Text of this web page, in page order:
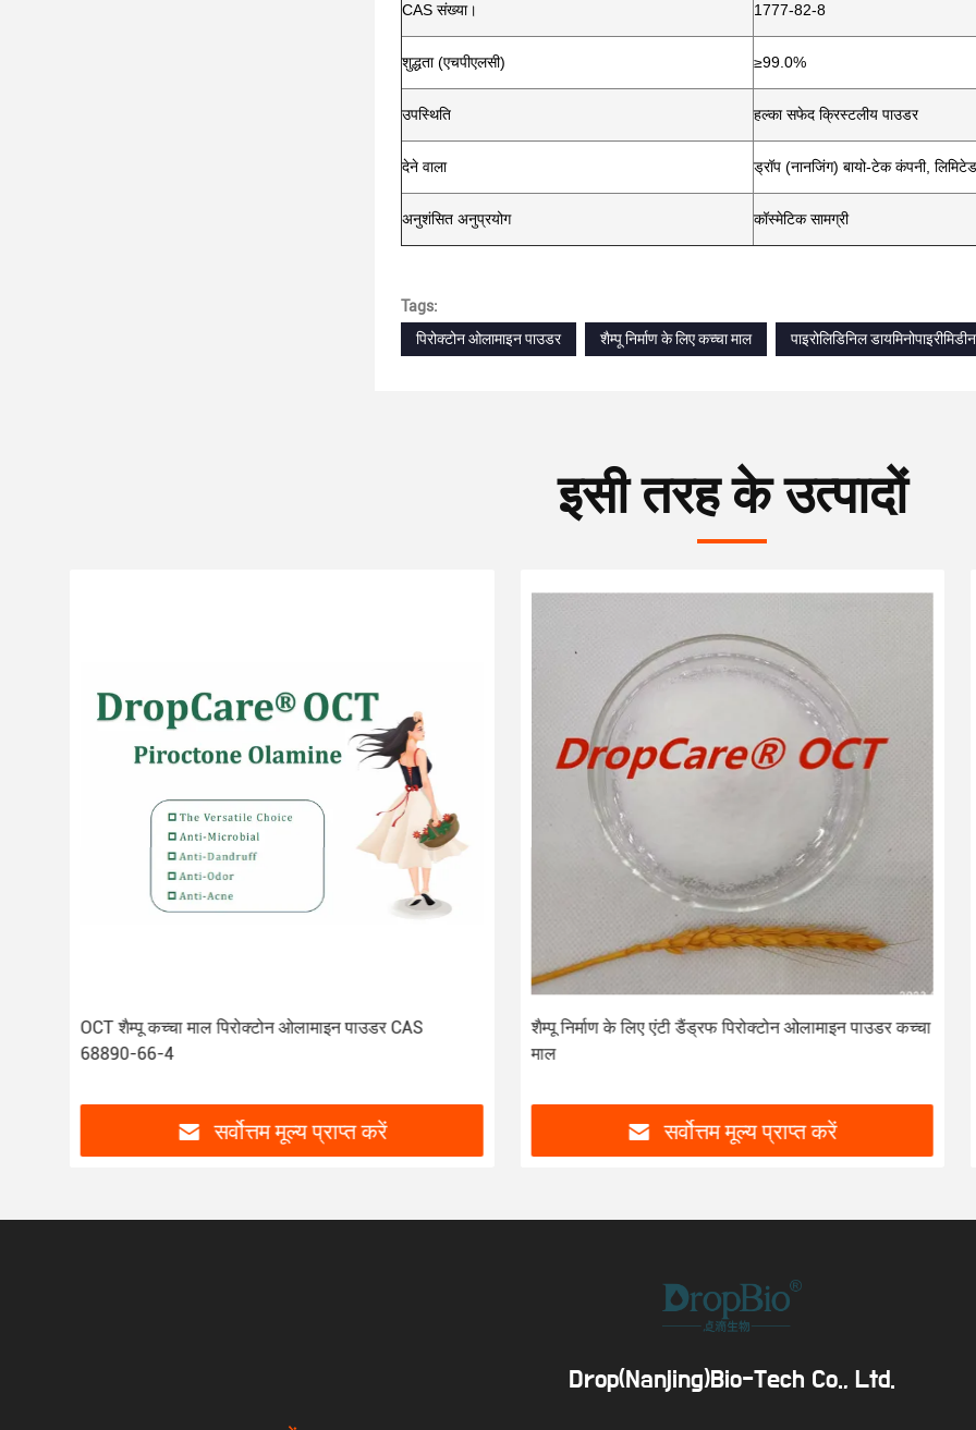
CAS संख्या। 1777-82-8
शुद्धता (एचपीएलसी) ≥99.0%
उपस्थिति हल्का सफेद क्रिस्टलीय पाउडर
देने वाला ड्रॉप (नानजिंग) बायो-टेक कंपनी,
अनुशंसित अनुप्रयोग कॉस्मेटिक सामग्री
Tags:
पिरोक्टोन ओलामाइन पाउडर
शैम्पू निर्माण के लिए कच्चा माल पाइरोलिडिनिल
इसी तरह के उत्पादों
शैम्पू निर्माण के लिए एंटी डैंड्रफ पिरोक्टोन ओलामाइन पाउडर कच्चा
माल
सर्वोत्तम मूल्य प्राप्त करें
पीडीओ शैम्पू कच्चा माल पाइरोलिडिनिल डायमिनोपाइरीमिडीन
ऑक्साइड कैस 55921-65-8
सर्वोत्तम मूल्य प्राप्त करें
Drop(Nanjing)Bio-Tech Co., Ltd.